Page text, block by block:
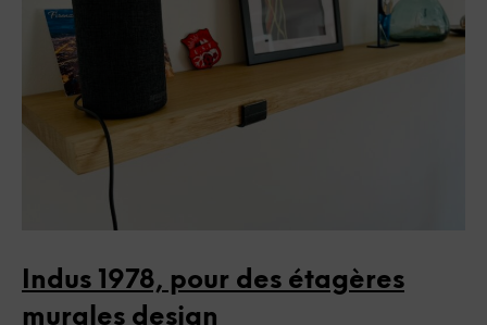
Indus 1978, pour des étagères
murales design